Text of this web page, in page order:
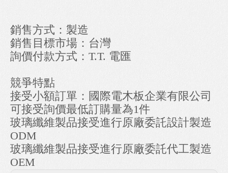
銷售方式：製造
銷售目標市場：台灣
詢價付款方式：T.T. 電匯
競爭特點
接受小額訂單：國際電木板企業有限公司
可接受詢價最低訂購量為1件
玻璃纖維製品接受進行原廠委託設計製造
ODM
玻璃纖維製品接受進行原廠委託代工製造
OEM